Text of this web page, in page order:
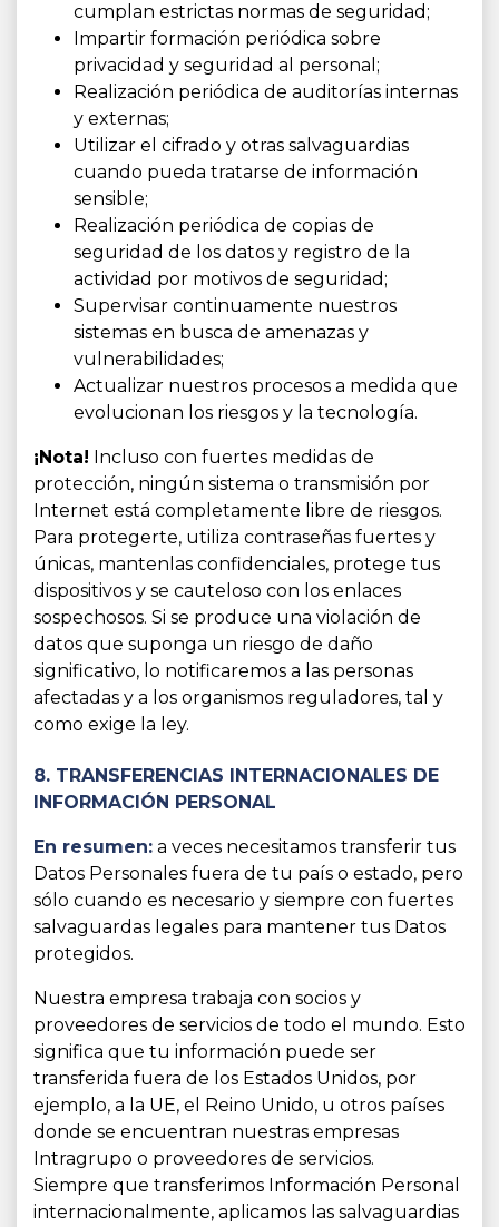
cumplan estrictas normas de seguridad;
Impartir formación periódica sobre
privacidad y seguridad al personal;
Realización periódica de auditorías internas
y externas;
Utilizar el cifrado y otras salvaguardias
cuando pueda tratarse de información
sensible;
Realización periódica de copias de
seguridad de los datos y registro de la
actividad por motivos de seguridad;
Supervisar continuamente nuestros
sistemas en busca de amenazas y
vulnerabilidades;
Actualizar nuestros procesos a medida que
evolucionan los riesgos y la tecnología.
¡Nota! Incluso con fuertes medidas de
protección, ningún sistema o transmisión por
Internet está completamente libre de riesgos.
Para protegerte, utiliza contraseñas fuertes y
únicas, mantenlas confidenciales, protege tus
dispositivos y se cauteloso con los enlaces
sospechosos. Si se produce una violación de
datos que suponga un riesgo de daño
significativo, lo notificaremos a las personas
afectadas y a los organismos reguladores, tal y
como exige la ley.
8. TRANSFERENCIAS INTERNACIONALES DE
INFORMACIÓN PERSONAL
En resumen: a veces necesitamos transferir tus
Datos Personales fuera de tu país o estado, pero
sólo cuando es necesario y siempre con fuertes
salvaguardas legales para mantener tus Datos
protegidos.
Nuestra empresa trabaja con socios y
proveedores de servicios de todo el mundo. Esto
significa que tu información puede ser
transferida fuera de los Estados Unidos, por
ejemplo, a la UE, el Reino Unido, u otros países
donde se encuentran nuestras empresas
Intragrupo o proveedores de servicios.
Siempre que transferimos Información Personal
internacionalmente, aplicamos las salvaguardias